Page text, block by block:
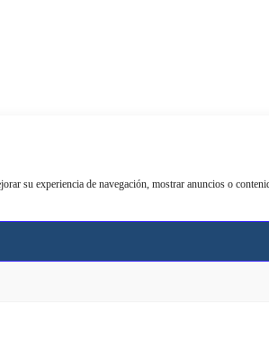
su experiencia de navegación, mostrar anuncios o